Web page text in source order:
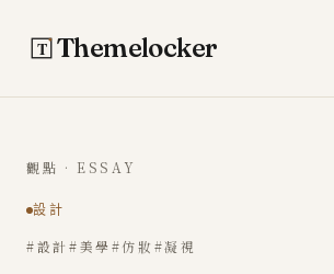
Themelocker
觀點 · ESSAY
設計
#設計#美學#仿妝 #凝視